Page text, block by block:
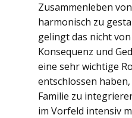
Zusammenleben
harmonisch zu
gelingt das nicht
Konsequenz und
eine sehr wichtige
entschlossen
Familie zu
im Vorfeld intensiv